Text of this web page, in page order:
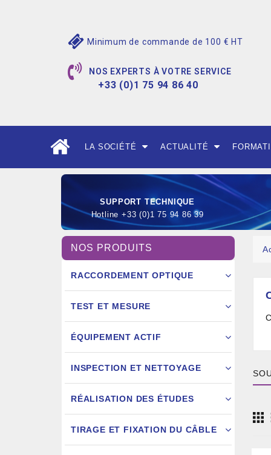
Minimum de commande de 100 € HT
NOS EXPERTS À VOTRE SERVICE
+33 (0)1 75 94 86 40
LA SOCIÉTÉ ACTUALITÉ
SUPPORT TECHNIQUE
Hotline +33 (0)1 75 94 86 39
NOS PRODUITS
RACCORDEMENT OPTIQUE
TEST ET MESURE
ÉQUIPEMENT ACTIF
INSPECTION ET NETTOYAGE
RÉALISATION DES ÉTUDES
TIRAGE ET FIXATION DU CÂBLE